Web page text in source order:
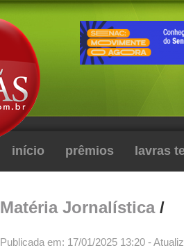
início prêmios lavras
Matéria Jornalística/
Publicada em: 17/01/2025 13:20 -